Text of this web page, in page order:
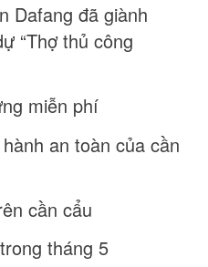
Dafang đã giành
“Thợ thủ công
miễn phí
an toàn của cần
cần cẩu
tháng 5